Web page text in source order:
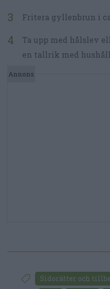
Fritera gyllenbrun i
Ta upp med hålslev
en tallrik med
Sidorätter och